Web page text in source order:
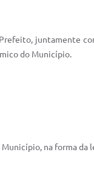
juntamente
do Município.
na forma da